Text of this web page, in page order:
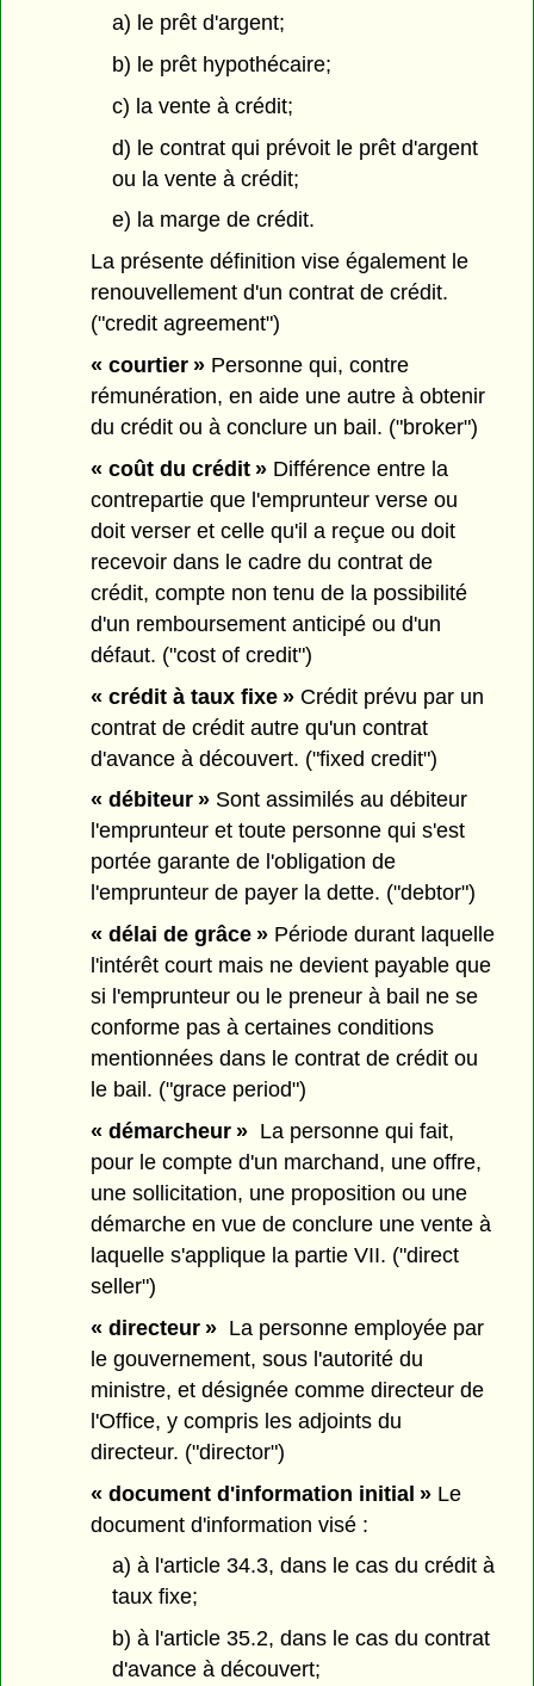
a) le prêt d'argent;
b) le prêt hypothécaire;
c) la vente à crédit;
d) le contrat qui prévoit le prêt d'argent
ou la vente à crédit;
e) la marge de crédit.
La présente définition vise également le
renouvellement d'un contrat de crédit.
("credit agreement")
« courtier » Personne qui, contre
rémunération, en aide une autre à obtenir
du crédit ou à conclure un bail. ("broker")
« coût du crédit » Différence entre la
contrepartie que l'emprunteur verse ou
doit verser et celle qu'il a reçue ou doit
recevoir dans le cadre du contrat de
crédit, compte non tenu de la possibilité
d'un remboursement anticipé ou d'un
défaut. ("cost of credit")
« crédit à taux fixe » Crédit prévu par un
contrat de crédit autre qu'un contrat
d'avance à découvert. ("fixed credit")
« débiteur » Sont assimilés au débiteur
l'emprunteur et toute personne qui s'est
portée garante de l'obligation de
l'emprunteur de payer la dette. ("debtor")
« délai de grâce » Période durant laquelle
l'intérêt court mais ne devient payable que
si l'emprunteur ou le preneur à bail ne se
conforme pas à certaines conditions
mentionnées dans le contrat de crédit ou
le bail. ("grace period")
« démarcheur » La personne qui fait,
pour le compte d'un marchand, une offre,
une sollicitation, une proposition ou une
démarche en vue de conclure une vente à
laquelle s'applique la partie VII. ("direct
seller")
« directeur » La personne employée par
le gouvernement, sous l'autorité du
ministre, et désignée comme directeur de
l'Office, y compris les adjoints du
directeur. ("director")
« document d'information initial » Le
document d'information visé :
a) à l'article 34.3, dans le cas du crédit à
taux fixe;
b) à l'article 35.2, dans le cas du contrat
d'avance à découvert;